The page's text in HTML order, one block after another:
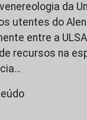
da
utentes do
entre a
recursos na